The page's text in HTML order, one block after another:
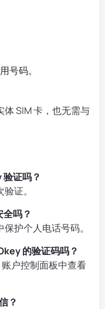
号码。
SIM 卡，也无需与
证吗？
证。
吗？
护个人电话号码。
的验证码吗？
户控制面板中查看
？